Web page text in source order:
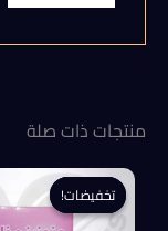
منتجات ذات صلة
تخفيضات!
تخفيضات!